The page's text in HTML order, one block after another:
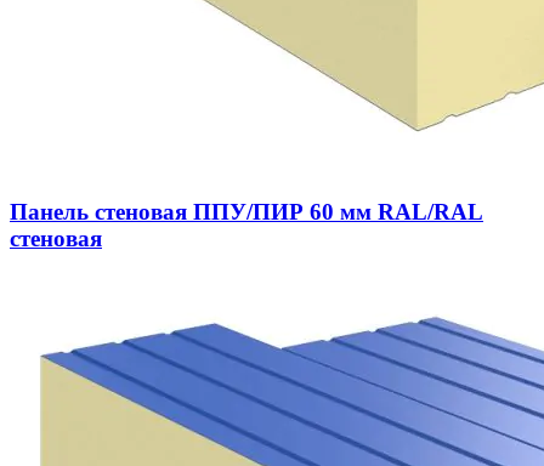
Панель стеновая ППУ/ПИР 60 мм RAL/RAL
стеновая